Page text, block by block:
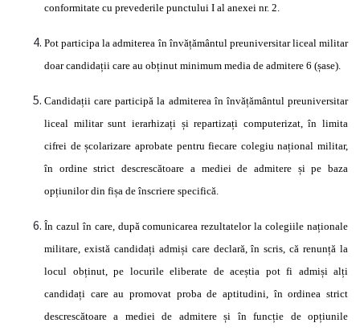
conformitate cu prevederile punctului I al anexei nr. 2.
Pot participa la admitereaîn învățământul preuniversitar liceal militar
doarcandidații care au obținut minimum media de admitere 6 (șase).
Candidațiicareparticipăla admitereaîn învățământulpreuniversitar
liceal militar sunt ierarhizați și repartizați computerizat,în limita
cifrei deșcolarizare aprobate pentru fiecare colegiunațional militar,
în ordine strictdescrescătoare a mediei de admitere șipe baza
opțiunilordin fișa deînscriere specifică.
În cazulîn care, dupăcomunicarea rezultatelor la colegiilenaționale
militare, există candidați admiși care declară, înscris,că renunțăla
locul obținut, pe locurile eliberate de aceștia pot fi admiși alți
candidați care au promovat proba de aptitudini,înordinea strict
descrescătoarea mediei de admitereși în funcție deopțiunile